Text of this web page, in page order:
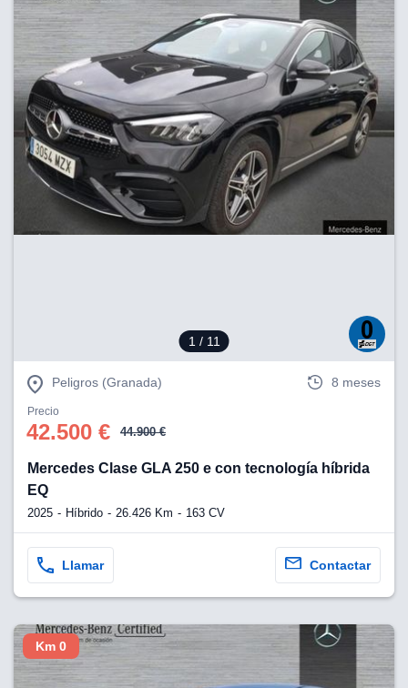
1 / 11
Peligros (Granada) 8 meses
Precio
42.500 € 44.900 €
Mercedes Clase GLA 250 e con tecnología híbrida
EQ
2025 Híbrido 26.426 Km 163 CV
Llamar Contactar
Km 0